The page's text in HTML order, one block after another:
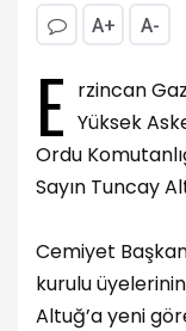
A+ A-
E rzincan
Yüksek
Ordu
Sayın Tuncay
Cemiyet
kurulu
Altuğ’a yeni